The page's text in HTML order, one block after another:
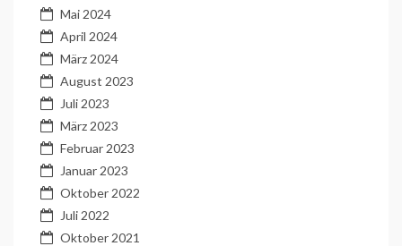
Mai 2024
April 2024
März 2024
August 2023
Juli 2023
März 2023
Februar 2023
Januar 2023
Oktober 2022
Juli 2022
Oktober 2021